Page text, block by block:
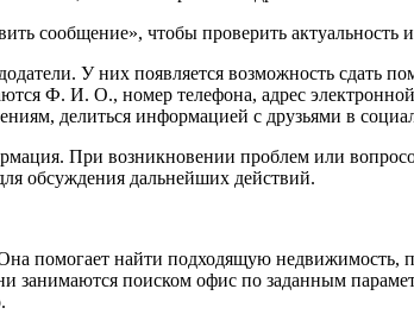
сообщение», чтобы проверить актуальность
У них появляется возможность сдать
Ф. И. О., номер телефона, адрес
делиться информацией с друзьями в
При возникновении проблем или
обсуждения дальнейших действий.
помогает найти подходящую недвижимость,
занимаются поиском офис по заданным